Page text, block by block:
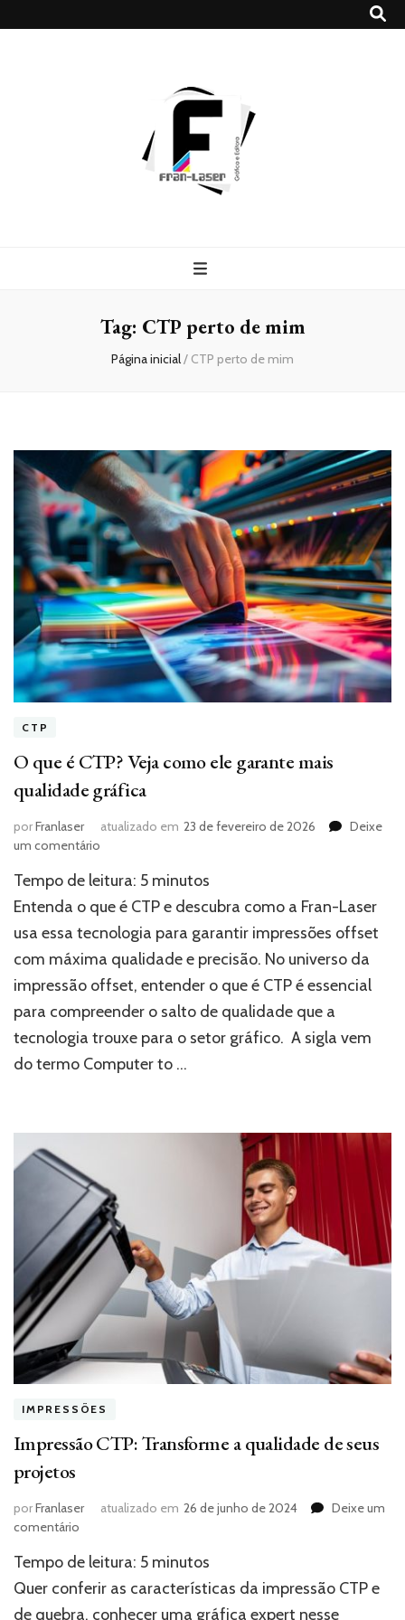
Tag: CTP perto de mim
Página inicial/ CTP perto de mim
CTP
O que é CTP? Veja como ele garante mais
qualidade gráfica
porFranlaser atualizado em 23 de fevereiro de 2026
Deixe
um comentário
que
é
Veja
como
ele
garante
mais
qualidade
Tempo de leitura: 5 minutos
Entenda o que é CTP e descubra como a Fran-Laser
usa essa tecnologia para garantir impressões offset
com máxima qualidade e precisão. No universo da
impressão offset, entender o que é CTP é essencial
para compreender o salto de qualidade que a
tecnologia trouxe para o setor gráfico. A sigla vem
do termo Computer to …
IMPRESSÕES
Impressão CTP: Transforme a qualidade de seus
projetos
porFranlaser atualizado em 26 de junho de 2024
Deixe um
comentário
CTP:
Transforme
Tempo de leitura: 5 minutos
Quer conferir as características da impressão CTP e
de quebra, conhecer uma gráfica expert nesse